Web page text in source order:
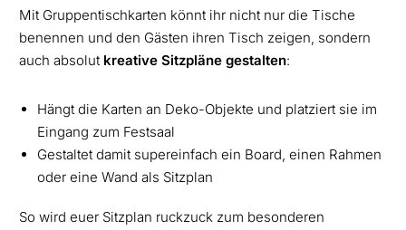
Mit Gruppentischkarten könnt ihr nicht nur die Tische
benennen und den Gästen ihren Tisch zeigen, sondern
auch absolut kreative Sitzpläne gestalten:
Hängt die Karten an Deko-Objekte und platziert sie im
Eingang zum Festsaal
Gestaltet damit supereinfach ein Board, einen Rahmen
oder eine Wand als Sitzplan
So wird euer Sitzplan ruckzuck zum besonderen